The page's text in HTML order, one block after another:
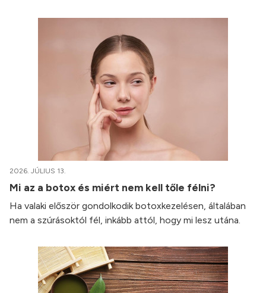
2026. JÚLIUS 13.
Mi az a botox és miért nem kell tőle félni?
Ha valaki először gondolkodik botoxkezelésen, általában
nem a szúrásoktól fél, inkább attól, hogy mi lesz utána.